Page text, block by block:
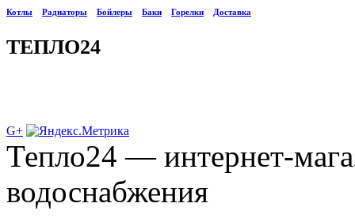
Котлы Радиаторы Бойлеры Баки Горелки Доставка
ТЕПЛО24
G+
Тепло24 — интернет-
водоснабжения